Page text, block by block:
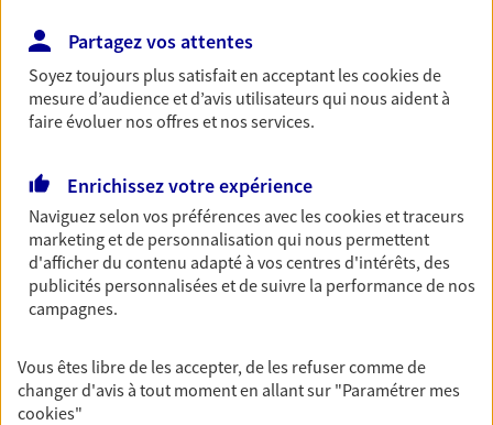
Réalisez vos projets grâce à votre épargne : achat
immobilier, études des enfants ou voyage autour
du monde… Épargnez à votre rythme et
simplement, selon votre profil.
Retraite
Préparez sereinement ce nouveau chapitre de
votre vie avec les conseils d'un expert. Découvrez
notre solution PER (Plan Epargne Retraite)
spécialement conçue pour la retraite.
Découvrir l'offre Retraite
Partagez vos attentes
Soyez toujours plus satisfait en acceptant lescookiesde
mesure d’audience et d’avis utilisateurs qui nous aident à
faire évoluer nos offres et nos services.
Enrichissez votre expérience
Naviguez selon vos préférences avec lescookies et traceurs
marketing et de personnalisation qui nous permettent
d'afficher du contenu adapté à vos centres d'intérêts, des
publicités personnalisées et de suivre la performance de nos
campagnes.
Vous êtes libre de les accepter, de les refuser comme de
changer d'avis à tout moment en allant sur "Paramétrer mes
cookies"